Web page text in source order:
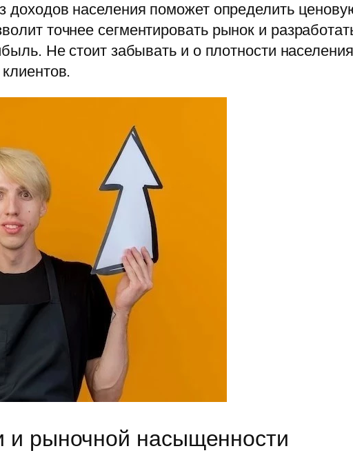
доходов населения поможет определить
точнее сегментировать рынок и
Не стоит забывать и о плотности
и рыночной насыщенности